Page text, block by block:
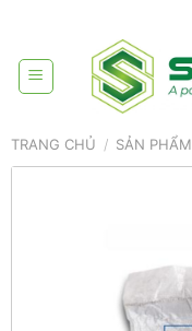
content
TRANG CHỦ / SẢN PHẨM